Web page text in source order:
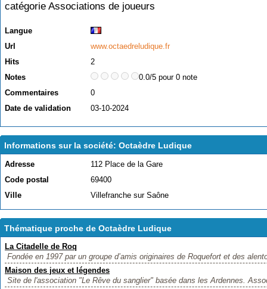
catégorie Associations de joueurs
Langue
Url
www.octaedreludique.fr
Hits
2
Notes
0.0/5 pour 0 note
Commentaires
0
Date de validation
03-10-2024
Informations sur la société: Octaèdre Ludique
Adresse
112 Place de la Gare
Code postal
69400
Ville
Villefranche sur Saône
Thématique proche de Octaèdre Ludique
La Citadelle de Roq
Fondée en 1997 par un groupe d’amis originaires de Roquefort et des
Maison des jeux et légendes
Site de l'association "Le Rêve du sanglier" basée dans les Ardennes.